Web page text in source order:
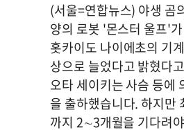
(서울=연합뉴스) 야생 곰
양의 로봇 '몬스터 울프'
홋카이도 나이에초의 기
상으로 늘었다고 밝혔다
오타 세이키는 사슴 등에
을 출하했습니다. 하지만
까지 2∼3개월을 기다려